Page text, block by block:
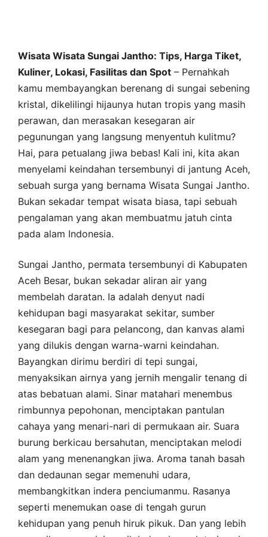
Wisata Wisata Sungai Jantho: Tips, Harga Tiket,
Kuliner, Lokasi, Fasilitas dan Spot – Pernahkah
kamu membayangkan berenang di sungai sebening
kristal, dikelilingi hijaunya hutan tropis yang masih
perawan, dan merasakan kesegaran air
pegunungan yang langsung menyentuh kulitmu?
Hai, para petualang jiwa bebas! Kali ini, kita akan
menyelami keindahan tersembunyi di jantung Aceh,
sebuah surga yang bernama Wisata Sungai Jantho.
Bukan sekadar tempat wisata biasa, tapi sebuah
pengalaman yang akan membuatmu jatuh cinta
pada alam Indonesia.
Sungai Jantho, permata tersembunyi di Kabupaten
Aceh Besar, bukan sekadar aliran air yang
membelah daratan. Ia adalah denyut nadi
kehidupan bagi masyarakat sekitar, sumber
kesegaran bagi para pelancong, dan kanvas alami
yang dilukis dengan warna-warni keindahan.
Bayangkan dirimu berdiri di tepi sungai,
menyaksikan airnya yang jernih mengalir tenang di
atas bebatuan alami. Sinar matahari menembus
rimbunnya pepohonan, menciptakan pantulan
cahaya yang menari-nari di permukaan air. Suara
burung berkicau bersahutan, menciptakan melodi
alam yang menenangkan jiwa. Aroma tanah basah
dan dedaunan segar memenuhi udara,
membangkitkan indera penciumanmu. Rasanya
seperti menemukan oase di tengah gurun
kehidupan yang penuh hiruk pikuk. Dan yang lebih